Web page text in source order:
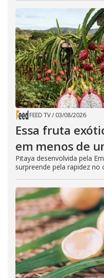
FEED TV/ 03/08/2026
Essa fruta
em menos de
Pitaya desenvolvida pela
surpreende pela rapidez no